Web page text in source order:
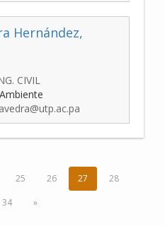
Hernández,
CIVIL
25 26 27
28
34 »